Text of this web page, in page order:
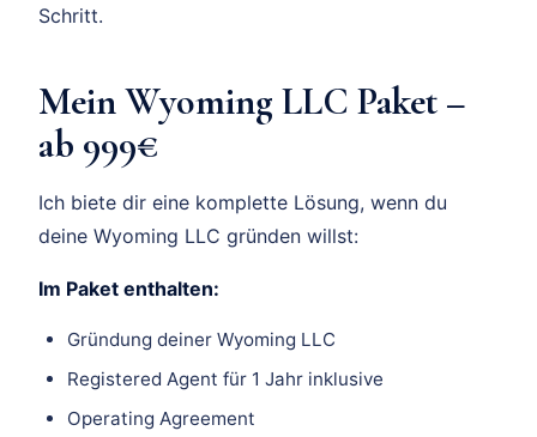
Schritt.
Mein Wyoming LLC Paket –
ab 999€
Ich biete dir eine komplette Lösung, wenn du
deine Wyoming LLC gründen willst:
Im Paket enthalten:
Gründung deiner Wyoming LLC
Registered Agent für 1 Jahr inklusive
Operating Agreement